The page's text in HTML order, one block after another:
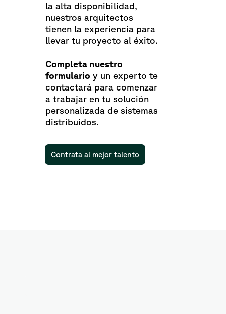
la alta disponibilidad,
nuestros arquitectos
tienen la experiencia para
llevar tu proyecto al éxito.
Completa nuestro
formulario y un experto te
contactará para comenzar
a trabajar en tu solución
personalizada de sistemas
distribuidos.
Contrata al mejor talento